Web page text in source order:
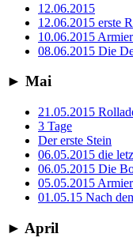
12.06.2015
12.06.2015 erste
10.06.2015
08.06.2015 Die
► Mai
21.05.2015
3 Tage
Der erste Stein
06.05.2015 die
06.05.2015 Die
05.05.2015
01.05.15 Nach
► April